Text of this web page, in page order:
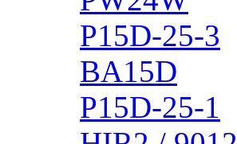
P15D-25-3
BA15D
P15D-25-1